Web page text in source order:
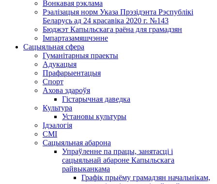
Вонкавая рэклама
Рэалізацыя норм Указа Прэзідэнта Рэспублікі
Беларусь ад 24 красавіка 2020 г. №143
Бюджэт Капыльскага раёна для грамадзян
Імпартазамяшчэнне
Сацыяльная сфера
Гуманітарныя праекты
Адукацыя
Прафарыентацыя
Спорт
Ахова здароўя
Гістарычная даведка
Культура
Установы культуры
Ідэалогія
СМІ
Сацыяльная абарона
Упраўленне па працы, занятасці і
сацыяльнай абароне Капыльскага
райвыканкама
Графік прыёму грамадзян начальнікам,